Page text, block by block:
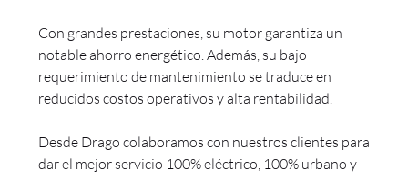
Con grandes prestaciones, su motor garantiza un
notable ahorro energético. Además, su bajo
requerimiento de mantenimiento se traduce en
reducidos costos operativos y alta rentabilidad.
Desde Drago colaboramos con nuestros clientes para
dar el mejor servicio 100% eléctrico, 100% urbano y